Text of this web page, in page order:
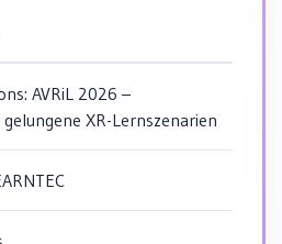
AVRiL 2026 –
XR-Lernszenarien